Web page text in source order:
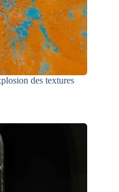
des textures